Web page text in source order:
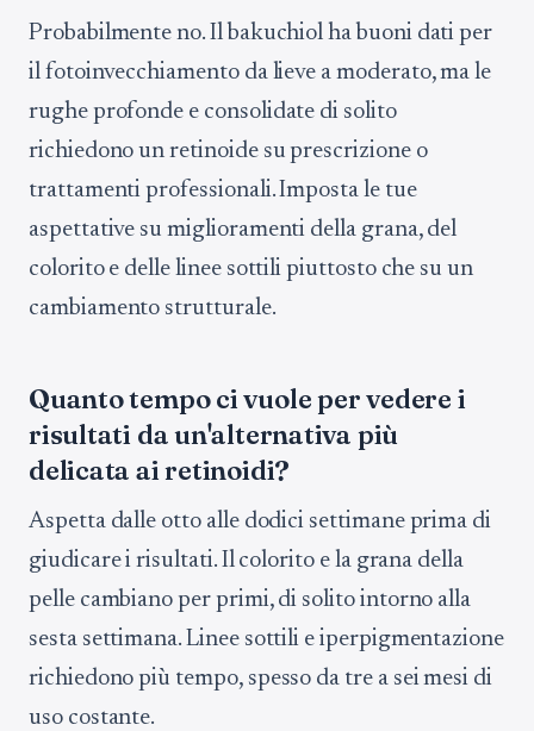
Probabilmente no. Il bakuchiol ha buoni dati per
il fotoinvecchiamento da lieve a moderato, ma le
rughe profonde e consolidate di solito
richiedono un retinoide su prescrizione o
trattamenti professionali. Imposta le tue
aspettative su miglioramenti della grana, del
colorito e delle linee sottili piuttosto che su un
cambiamento strutturale.
Quanto tempo ci vuole per vedere i
risultati da un'alternativa più
delicata ai retinoidi?
Aspetta dalle otto alle dodici settimane prima di
giudicare i risultati. Il colorito e la grana della
pelle cambiano per primi, di solito intorno alla
sesta settimana. Linee sottili e iperpigmentazione
richiedono più tempo, spesso da tre a sei mesi di
uso costante.